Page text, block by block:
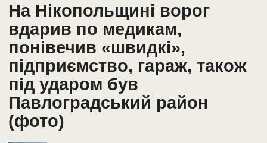
На Нікопольщині ворог
вдарив по медикам,
понівечив «швидкі»,
підприємство, гараж, також
під ударом був
Павлоградський район
(фото)